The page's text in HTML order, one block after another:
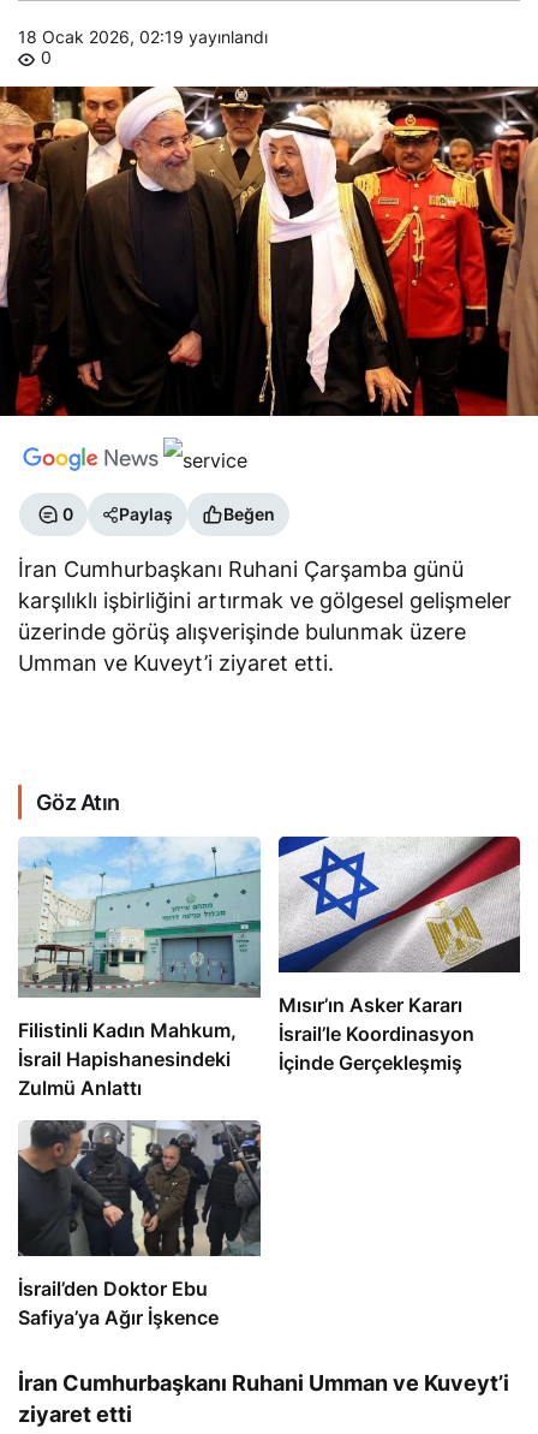
18 Ocak 2026, 02:19 yayınlandı
0
0 Paylaş Beğen
İran Cumhurbaşkanı Ruhani Çarşamba günü
karşılıklı işbirliğini artırmak ve gölgesel gelişmeler
üzerinde görüş alışverişinde bulunmak üzere
Umman ve Kuveyt’i ziyaret etti.
Göz Atın
Filistinli Kadın Mahkum,
İsrail Hapishanesindeki
Zulmü Anlattı
Mısır’ın Asker Kararı
İsrail’le Koordinasyon
İçinde Gerçekleşmiş
İsrail’den Doktor Ebu
Safiya’ya Ağır İşkence
İran Cumhurbaşkanı Ruhani Umman ve Kuveyt’i
ziyaret etti